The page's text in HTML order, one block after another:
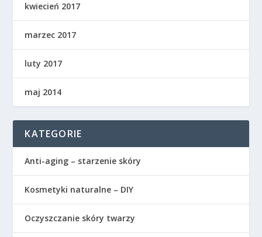
kwiecień 2017
marzec 2017
luty 2017
maj 2014
KATEGORIE
Anti-aging – starzenie skóry
Kosmetyki naturalne – DIY
Oczyszczanie skóry twarzy